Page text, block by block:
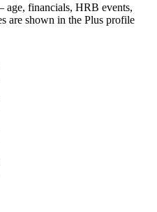
financials, HRB events,
are shown in the Plus profile